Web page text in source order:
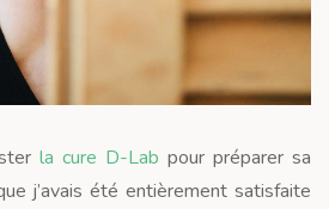
la cure D-Lab pour préparer sa
j’avais été entièrement satisfaite